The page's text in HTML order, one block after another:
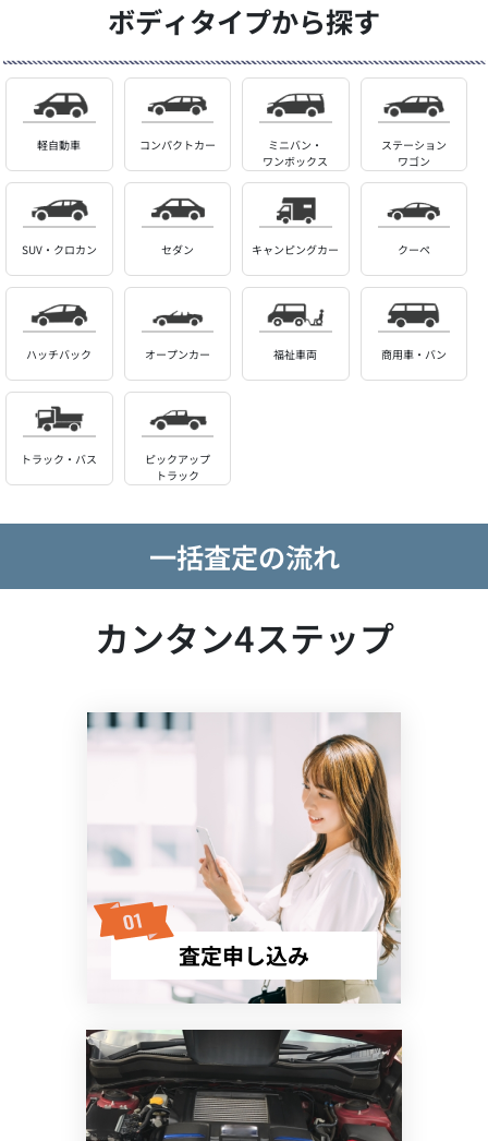
ボディタイプから探す
軽自動車 コンパクトカー
ミニバン・
ワンボックス
ステーション
ワゴン
SUV・クロカン セダン キャンピングカー クーペ
ハッチバック オープンカー 福祉車両 商用車・バン
トラック・バス
ピックアップ
トラック
一括査定の流れ
カンタン4ステップ
査定申し込み